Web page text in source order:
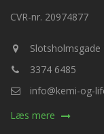
CVR-nr. 20974877
Slotsholmsgade
3374 6485
info@kemi-og-
Læs mere